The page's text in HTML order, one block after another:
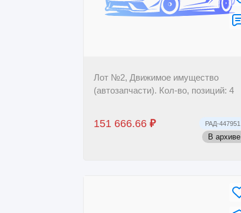
Лот №2, Движимое имущество
(автозапчасти). Кол-во, позиций: 4
151 666.66 ₽ РАД-447951
В архиве